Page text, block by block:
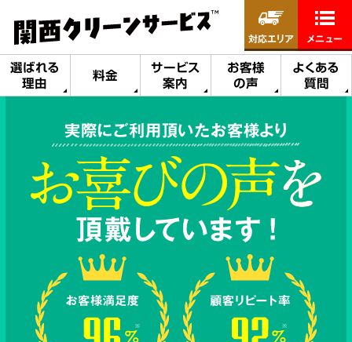
選ばれる
理由
料金
サービス
案内
お客様
の声
よくある
質問
対応エリア メニュー
実際にご利用頂いたお客様より